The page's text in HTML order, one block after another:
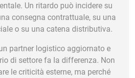
Un ritardo può incidere su
consegna contrattuale, su una
o su una catena distributiva.
partner logistico aggiornato e
di settore fa la differenza. Non
le criticità esterne, ma perché